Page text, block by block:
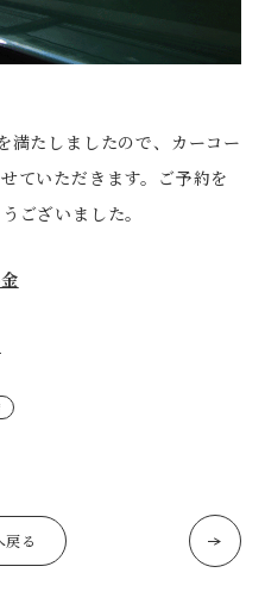
満たしましたので、カーコー
ていただきます。ご予約を
ございました。
戻る